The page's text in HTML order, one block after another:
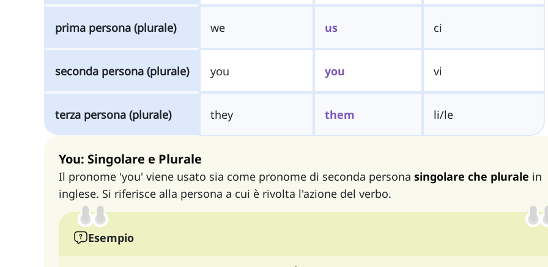
prima persona (plurale) we us ci
seconda persona (plurale) you you vi
terza persona (plurale) they them li/le
You: Singolare e Plurale
Il pronome 'you' viene usato sia come pronome di seconda persona singolare che plurale in
inglese. Si riferisce alla persona a cui è rivolta l'azione del verbo.
Esempio